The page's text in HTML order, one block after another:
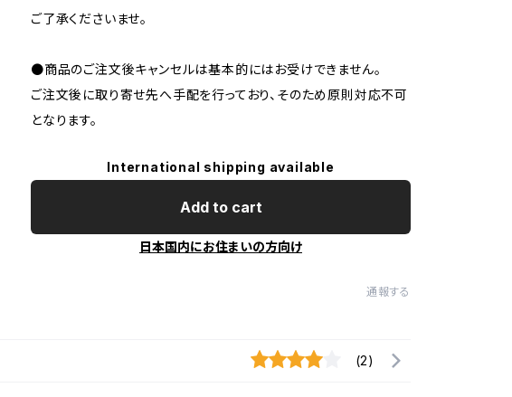
ご了承くださいませ。
●商品のご注文後キャンセルは基本的にはお受けできません。
ご注文後に取り寄せ先へ手配を行っており、そのため原則対応不可
となります。
International shipping available
Add to cart
日本国内にお住まいの方向け
通報する
(2)